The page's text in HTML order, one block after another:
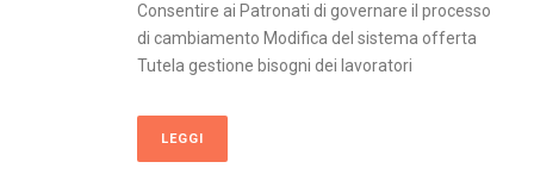
Consentire ai Patronati di governare il processo
di cambiamento Modifica del sistema offerta
Tutela gestione bisogni dei lavoratori
LEGGI